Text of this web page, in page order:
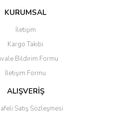
ilk yorumu siz yapın!
veya görüntülenemiyor.
bilgiler bulunuyor.
bulunuyor.
daha pahalı.
KURUMSAL
İletişim
Kargo Takibi
Bildirim Formu
İletişim Formu
ALIŞVERİŞ
Satış Sözleşmesi